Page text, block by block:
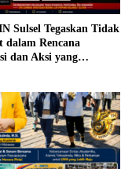
Sulsel Tegaskan Tidak
dalam Rencana
dan Aksi yang